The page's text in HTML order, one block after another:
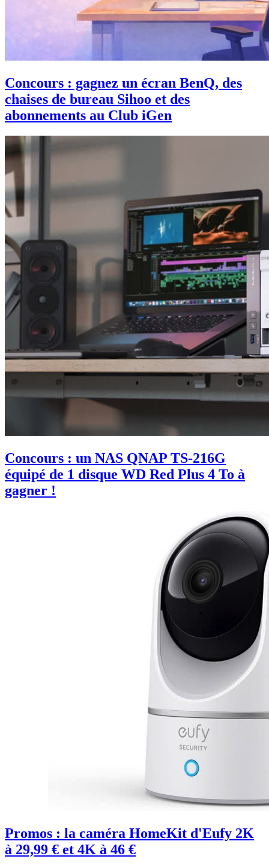
Concours : gagnez un écran BenQ, des
chaises de bureau Sihoo et des
abonnements au Club iGen
Concours : un NAS QNAP TS-216G
équipé de 1 disque WD Red Plus 4 To à
gagner !
Promos : la caméra HomeKit d'Eufy 2K
à 29,99 € et 4K à 46 €